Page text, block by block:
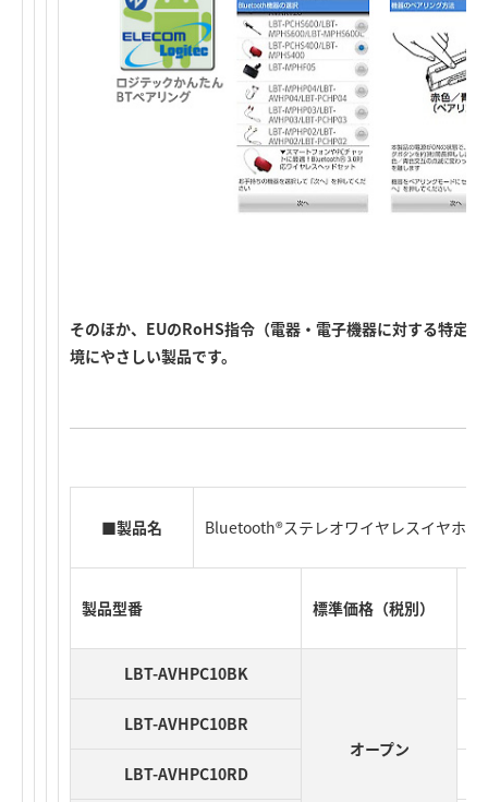
そのほか、EUのRoHS指令（電器・電子機器に対する特定
境にやさしい製品です。
■製品名 Bluetooth®ステレオワイヤレスイヤホン
製品型番 標準価格（税別）
LBT-AVHPC10BK
オープン
LBT-AVHPC10BR
LBT-AVHPC10RD